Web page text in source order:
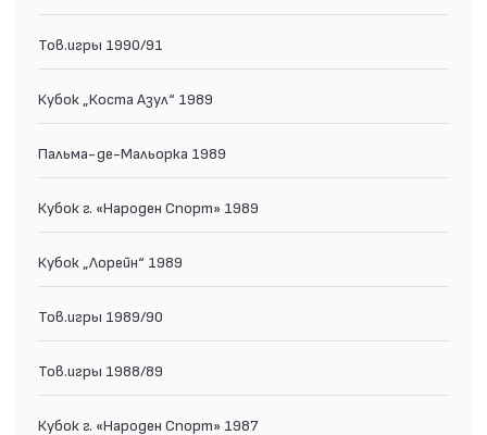
Тов.игры 1990/91
Кубок „Коста Азул“ 1989
Пальма-де-Мальорка 1989
Кубок г. «Народен Спорт» 1989
Кубок „Лорейн“ 1989
Тов.игры 1989/90
Тов.игры 1988/89
Кубок г. «Народен Спорт» 1987